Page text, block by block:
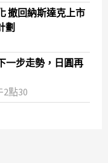
撤回納斯達克上市
劃
一步走勢，日圓再
2點30